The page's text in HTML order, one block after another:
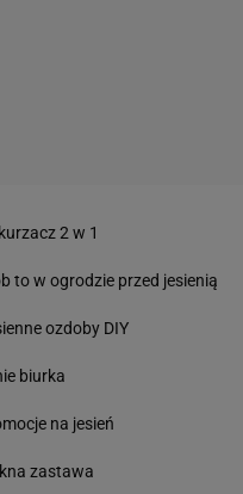
2 w 1
to w ogrodzie przed jesienią
ozdoby DIY
biurka
na jesień
zastawa